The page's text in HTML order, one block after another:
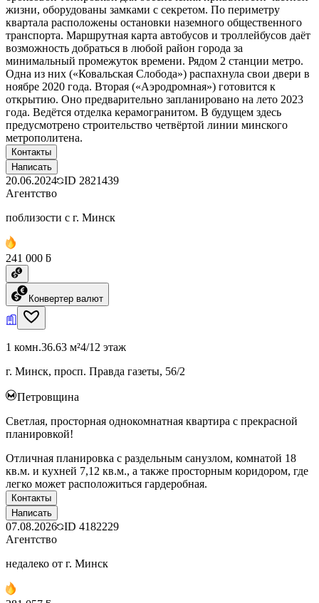
жизни, оборудованы замками с секретом. По периметру
квартала расположены остановки наземного общественного
транспорта. Маршрутная карта автобусов и троллейбусов даёт
возможность добраться в любой район города за
минимальный промежуток времени. Рядом 2 станции метро.
Одна из них («Ковальская Слобода») распахнула свои двери в
ноябре 2020 года. Вторая («Аэродромная») готовится к
открытию. Оно предварительно запланировано на лето 2023
года. Ведётся отделка керамогранитом. В будущем здесь
предусмотрено строительство четвёртой линии минского
метрополитена.
Контакты
Написать
20.06.2024 ID 2821439
Агентство
поблизости с г. Минск
241 000 ƃ
Конвертер валют
1 комн.36.63 м²4/12 этаж
г. Минск, просп. Правда газеты, 56/2
Петровщина
Светлая, просторная однокомнатная квартира с прекрасной
планировкой!
Отличная планировка с раздельным санузлом, комнатой 18
кв.м. и кухней 7,12 кв.м., а также просторным коридором, где
легко может расположиться гардеробная.
Контакты
Написать
07.08.2026 ID 4182229
Агентство
недалеко от г. Минск